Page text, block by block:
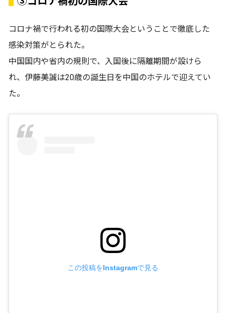
コロナ禍で行われる初の国際大会ということで徹底した
感染対策がとられた。
中国国内や省内の規則で、入国後に隔離期間が設けら
れ、伊藤美誠は20歳の誕生日を中国のホテルで迎えてい
た。
この投稿をInstagramで見る